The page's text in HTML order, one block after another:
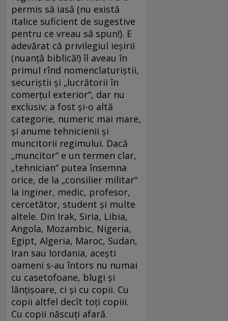
permis să iasă (nu există
italice suficient de sugestive
pentru ce vreau să spun!). E
adevărat că privilegiul ieșirii
(nuanță biblică!) îl aveau în
primul rînd nomenclaturiștii,
securiștii și „lucrătorii în
comerțul exterior“, dar nu
exclusiv; a fost și-o altă
categorie, numeric mai mare,
și anume tehnicienii și
muncitorii regimului. Dacă
„muncitor“ e un termen clar,
„tehnician“ putea însemna
orice, de la „consilier militar“
la inginer, medic, profesor,
cercetător, student și multe
altele. Din Irak, Siria, Libia,
Angola, Mozambic, Nigeria,
Egipt, Algeria, Maroc, Sudan,
Iran sau Iordania, acești
oameni s-au întors nu numai
cu casetofoane, blugi și
lănțișoare, ci și cu copii. Cu
copii altfel decît toți copiii.
Cu copii născuți afară.